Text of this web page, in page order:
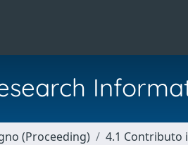
(Proceeding) 4.1 Contributo